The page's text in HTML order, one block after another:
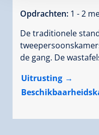
Opdrachten: 1 - 2
De traditionele
de gang. De
Uitrusting